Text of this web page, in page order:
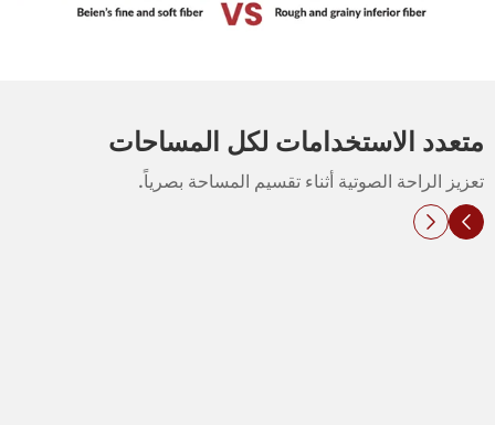
متعدد الاستخدامات لكل المساحات
تعزيز الراحة الصوتية أثناء تقسيم المساحة بصرياً.